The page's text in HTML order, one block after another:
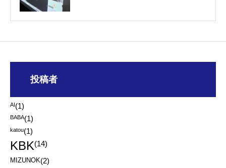
投稿者
AI(1)
BABA(1)
katou(1)
KBK(14)
MIZUNOK(2)